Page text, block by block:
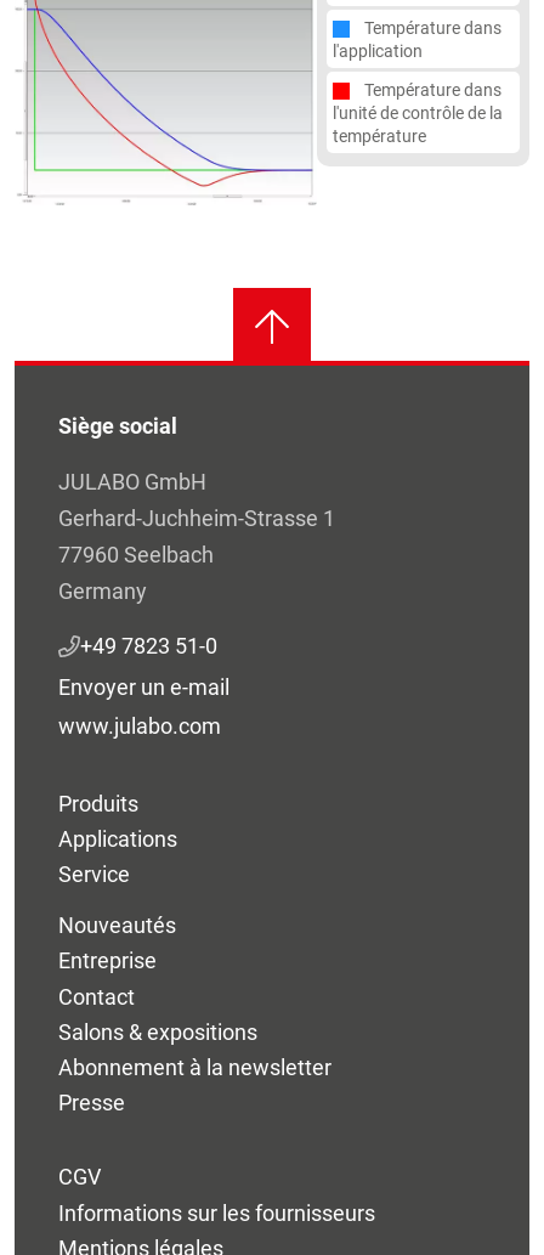
Température dans
l'application
Température dans
l'unité de contrôle de la
température
Siège social
JULABO GmbH
Gerhard-Juchheim-Strasse 1
77960 Seelbach
Germany
+49 7823 51-0
Envoyer un e-mail
www.julabo.com
Produits
Applications
Service
Nouveautés
Entreprise
Contact
Salons & expositions
Abonnement à la newsletter
Presse
CGV
Informations sur les fournisseurs
Mentions légales